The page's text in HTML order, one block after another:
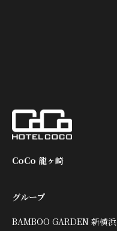
CoCo 龍ヶ崎
グループ
BAMBOO GARDEN 新横浜